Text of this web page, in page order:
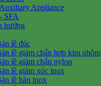
Appliance
SFA
hướng
lề đúc
lề giảm chấn hợp kim nhôm
lề giảm chấn nylon
lề giảm xóc inox
lề hàn inox